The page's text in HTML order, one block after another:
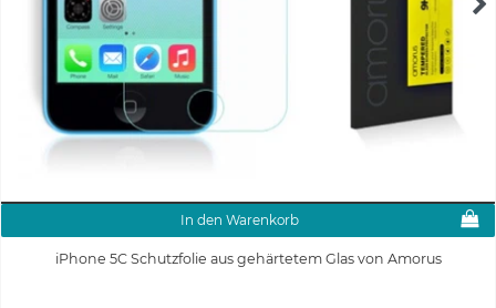
In den Warenkorb
iPhone 5C Schutzfolie aus gehärtetem Glas von Amorus